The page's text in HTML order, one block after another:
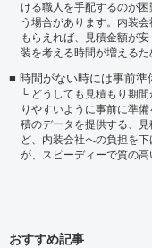
ける職人を手配するのが
う場合があります。内装
もらえれば、見積金額が
装を考える時間が増えるた
時間がない時には事前準
どうしても見積もり期
りやすいように事前に準
積のデータを提供する、
ど、内装会社への負担を
が、スピーディーで質の高
おすすめ記事